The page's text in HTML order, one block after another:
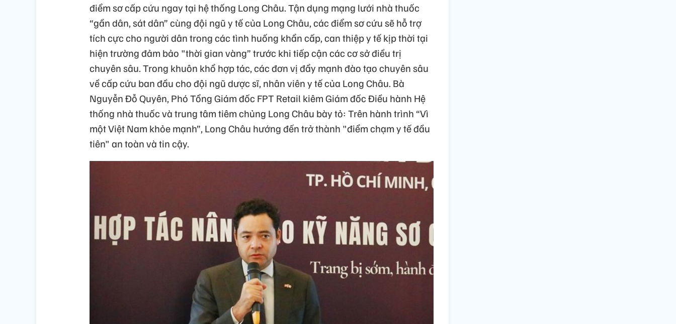
điểm sơ cấp cứu ngay tại hệ thống Long Châu. Tận dụng mạng lưới nhà thuốc
“gần dân, sát dân” cùng đội ngũ y tế của Long Châu, các điểm sơ cứu sẽ hỗ trợ
tích cực cho người dân trong các tình huống khẩn cấp, can thiệp y tế kịp thời tại
hiện trường đảm bảo "thời gian vàng” trước khi tiếp cận các cơ sở điều trị
chuyên sâu. Trong khuôn khổ hợp tác, các đơn vị đẩy mạnh đào tạo chuyên sâu
về cấp cứu ban đầu cho đội ngũ dược sĩ, nhân viên y tế của Long Châu. Bà
Nguyễn Đỗ Quyên, Phó Tổng Giám đốc FPT Retail kiêm Giám đốc Điều hành Hệ
thống nhà thuốc và trung tâm tiêm chủng Long Châu bày tỏ: Trên hành trình “Vì
một Việt Nam khỏe mạnh”, Long Châu hướng đến trở thành "điểm chạm y tế đầu
tiên" an toàn và tin cậy.